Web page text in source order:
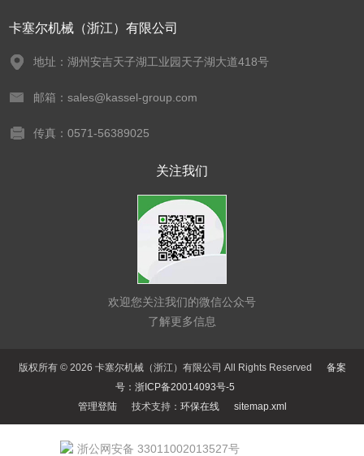
卡塞尔机械（浙江）有限公司
地址：湖州安吉天子湖工业园天子湖大道418号
邮箱：sales@kassel-group.com
传真：0571-56389025
关注我们
欢迎您关注我们的微信公众号
了解更多信息
版权所有 © 2026 卡塞尔机械（浙江）有限公司 All Rights Reserved 备案
号：浙ICP备20014093号-5
管理登陆技术支持： 环保在线 sitemap.xml
浙公网安备 33011002013527号